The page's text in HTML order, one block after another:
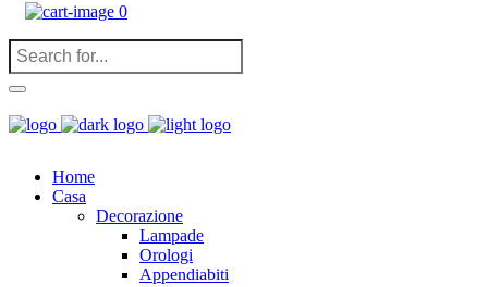
0
Home
Casa
Decorazione
Lampade
Orologi
Appendiabiti